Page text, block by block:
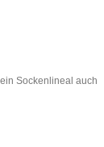
Sockenlineal auch